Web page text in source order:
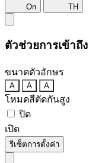
On TH
ตัวช่วยการเข้าถึง
ขนาดตัวอักษร
A A A
โหมดสีตัดกันสูง
ปิด
เปิด
รีเซ็ตการตั้งค่า